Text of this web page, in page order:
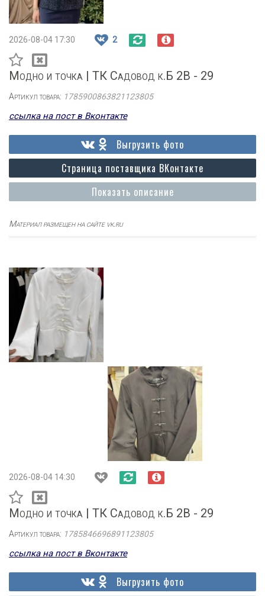
2026-08-04 17:30 2
Модно и точка | ТК Садовод к.Б 2В - 29
Артикул товара: 1785900863821123805
ссылка на пост в Вконтакте
Показать описание
Страница поставщика ВКонтакте
Выгрузить фото
Материал размещен на сайте vk.ru
2026-08-04 14:30
Модно и точка | ТК Садовод к.Б 2В - 29
Артикул товара: 1785846696891123805
ссылка на пост в Вконтакте
Выгрузить фото